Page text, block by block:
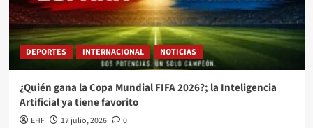
DEPORTES INTERNACIONAL NOTICIAS
¿Quién gana la Copa Mundial FIFA 2026?; la Inteligencia
Artificial ya tiene favorito
EHF 17 julio, 2026 0